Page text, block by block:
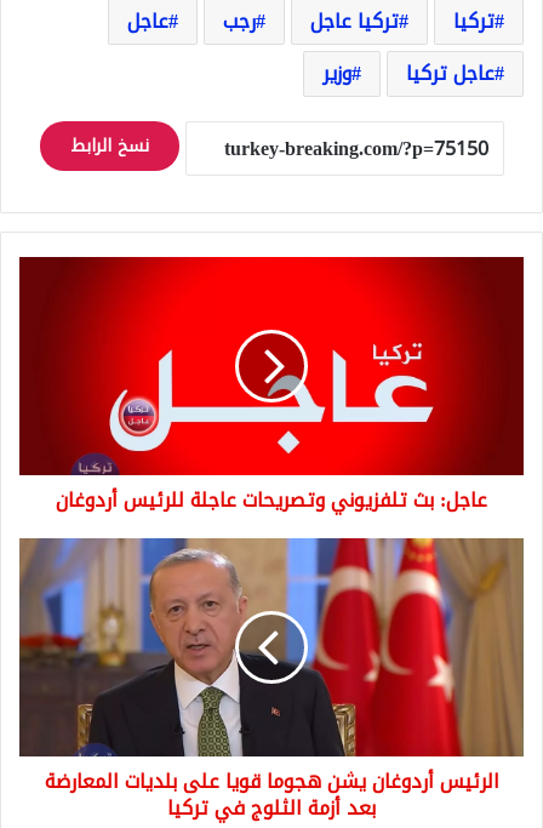
تركيا
تركيا عاجل رجب
عاجل
عاجل تركيا
وزير
نسخ الرابط
عاجل: بث تلفزيوني وتصريحات عاجلة للرئيس أردوغان
أردوغان
بلديات
المعارضة
بعد
الرئيس أردوغان يشن هجوما قويا على بلديات المعارضة
بعد أزمة الثلوج في تركيا